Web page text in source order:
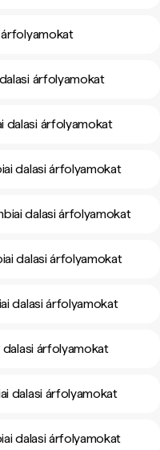
árfolyamokat
dalasi árfolyamokat
dalasi árfolyamokat
dalasi árfolyamokat
dalasi árfolyamokat
dalasi árfolyamokat
árfolyamokat
dalasi árfolyamokat
dalasi árfolyamokat